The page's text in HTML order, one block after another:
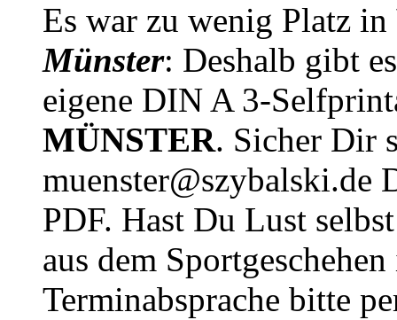
Es war zu wenig Platz in
Münster: Deshalb gibt
eigene DIN A 3-
MÜNSTER. Sicher Dir
muenster@szybalski.de
PDF. Hast Du Lust
aus dem
Terminabsprache bitte